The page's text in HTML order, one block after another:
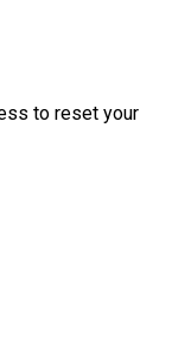
to reset your